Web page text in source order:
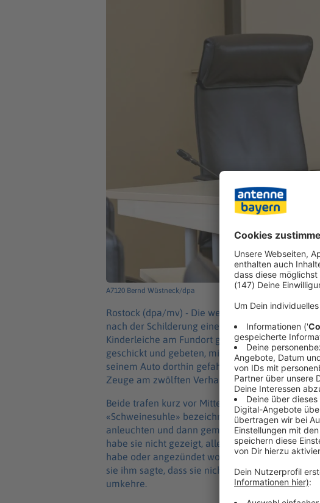
A7120 Bernd Wüstneck/dpa
Rostock (dpa/mv) - Die wegen Mordes an dem
nach der Schilderung eines zweiten Zeugen
Kinderleiche am Fundort gewesen. Sie habe ihn
geschickt und gebeten, mit ihr zum Tümpel bei
seinem Auto dorthin gefahren. «Dann habe ich
Zeuge am zwölften Verhandlungstag vor dem
Beide trafen kurz vor Mitternacht an dem
«Schweinesuhle» bezeichnete. Sie habe ihn
anleuchten und dann gemeint: «Das ist zu 100
habe sie nicht gezeigt, allerdings beim Tümpel
habe oder angezündet worden sei. Auf der
sie ihm sagte, dass sie nicht mehr weinen
umkehre.